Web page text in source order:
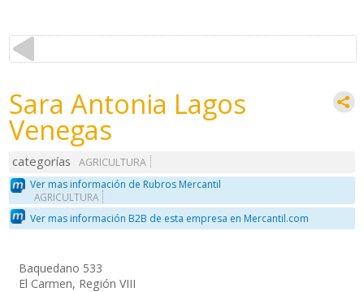
Sara Antonia Lagos
Venegas
categorías
AGRICULTURA
Ver mas información de Rubros Mercantil
AGRICULTURA
Ver mas información B2B de esta empresa en Mercantil.com
Baquedano 533
El Carmen, Región VIII